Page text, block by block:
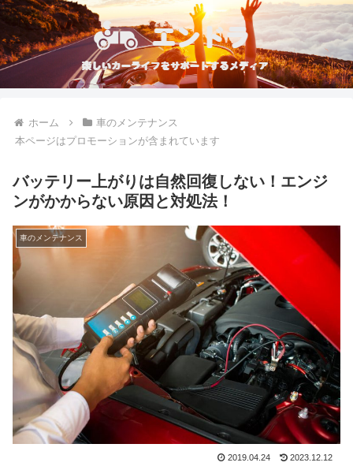
ホーム
車のメンテナンス
本ページはプロモーションが含まれています
バッテリー上がりは自然回復しない！エンジ
ンがかからない原因と対処法！
車のメンテナンス
2019.04.24 2023.12.12